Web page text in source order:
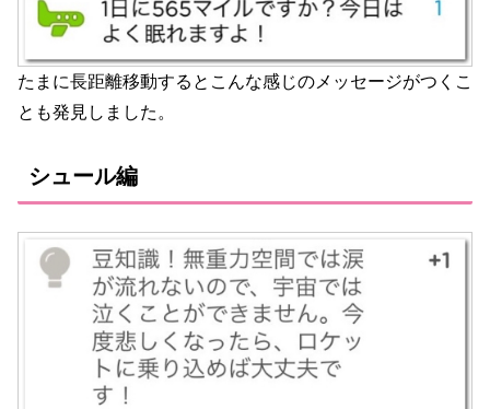
たまに長距離移動するとこんな感じのメッセージがつくこ
とも発見しました。
シュール編